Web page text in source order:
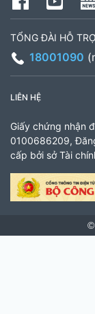
TỔNG ĐÀI HỖ
18001090
LIÊN HỆ
Giấy chứng nhận
0100686209,
cấp bởi sở Tài
©